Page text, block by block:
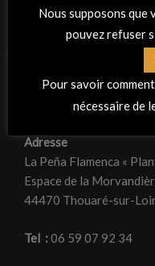
RETROUVEZ-NOUS
Adresse
La Peña Flamenca «
Espace de la
44470 Thouaré-sur-
Tel :06 59 07 92 34
Nous supposons que
pouvez refuser
Pour savoir
nécessaire de